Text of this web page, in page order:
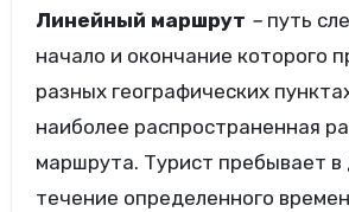
Линейный маршрут –путь
начало и окончание которого
разных географических
наиболее распространенная
маршрута. Турист пребывает в
течение определенного